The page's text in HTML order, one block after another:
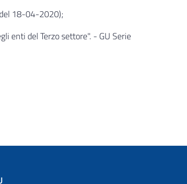
18-04-2020);
enti del Terzo settore". - GU Serie